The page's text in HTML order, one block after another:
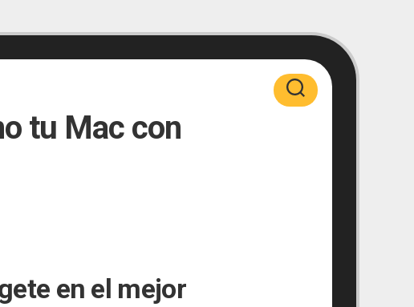
tu Mac con
en el mejor